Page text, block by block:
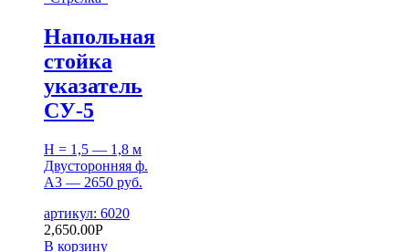
Напольная
стойка
указатель
СУ-5
H = 1,5 — 1,8 м
Двусторонняя ф.
А3 — 2650 руб.
артикул: 6020
2,650.00Р
В корзину